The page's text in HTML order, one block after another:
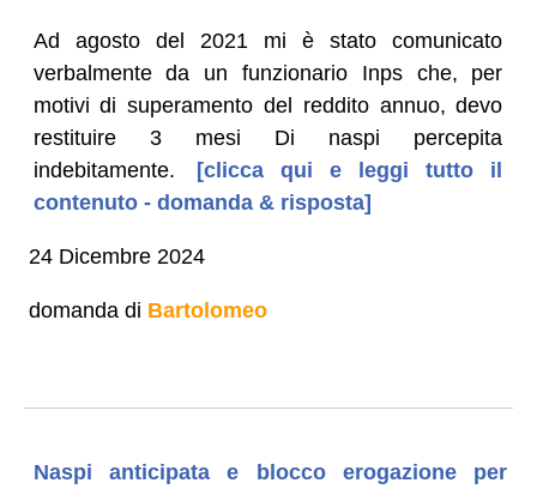
Ad agosto del 2021 mi è stato comunicato
verbalmente da un funzionario Inps che, per
motivi di superamento del reddito annuo, devo
restituire 3 mesi Di naspi percepita
indebitamente.
[clicca qui e leggi tutto il
contenuto - domanda & risposta]
24 Dicembre 2024
domanda di Bartolomeo
Naspi anticipata e blocco erogazione per